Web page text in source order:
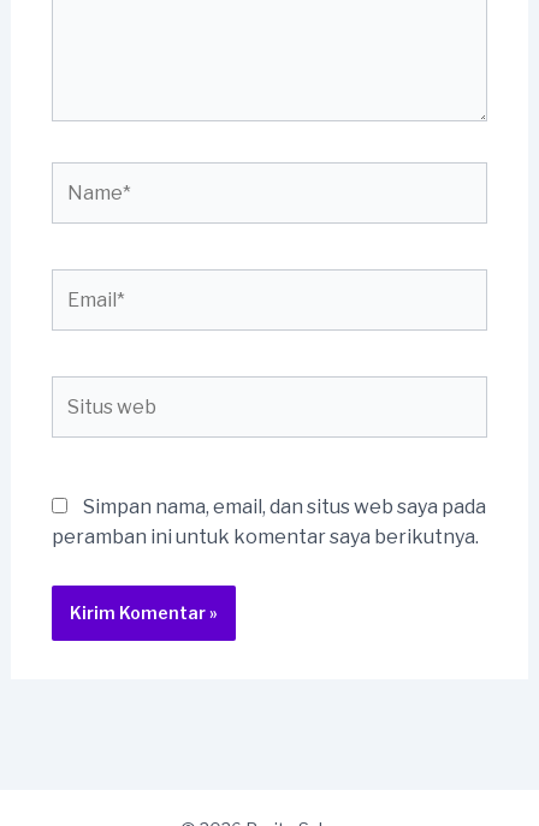
web
Simpan nama, email, dan situs web saya pada
peramban ini untuk komentar saya berikutnya.